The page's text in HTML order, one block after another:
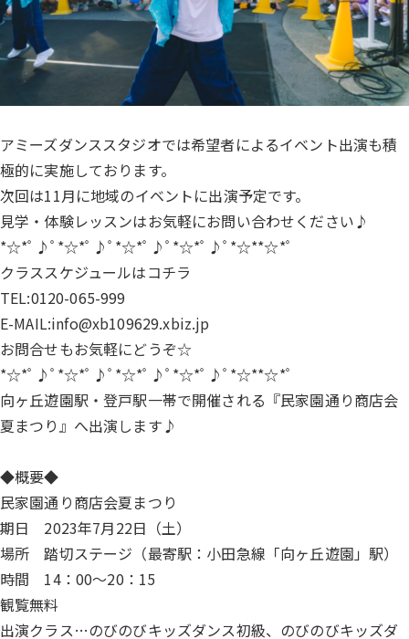
アミーズダンススタジオでは希望者によるイベント出演も積
極的に実施しております。
次回は11月に地域のイベントに出演予定です。
見学・体験レッスンはお気軽にお問い合わせください♪
*☆*ﾟ♪ﾟ*☆*ﾟ♪ﾟ*☆*ﾟ♪ﾟ*☆*ﾟ♪ﾟ*☆**☆*ﾟ
クラススケジュールはコチラ
TEL:0120-065-999
E-MAIL:info@xb109629.xbiz.jp
お問合せもお気軽にどうぞ☆
*☆*ﾟ♪ﾟ*☆*ﾟ♪ﾟ*☆*ﾟ♪ﾟ*☆*ﾟ♪ﾟ*☆**☆*ﾟ
向ヶ丘遊園駅・登戸駅一帯で開催される『民家園通り商店会
夏まつり』へ出演します♪
◆概要◆
民家園通り商店会夏まつり
期日 2023年7月22日（土）
場所 踏切ステージ（最寄駅：小田急線「向ヶ丘遊園」駅）
時間 14：00～20：15
観覧無料
出演クラス…のびのびキッズダンス初級、のびのびキッズダ